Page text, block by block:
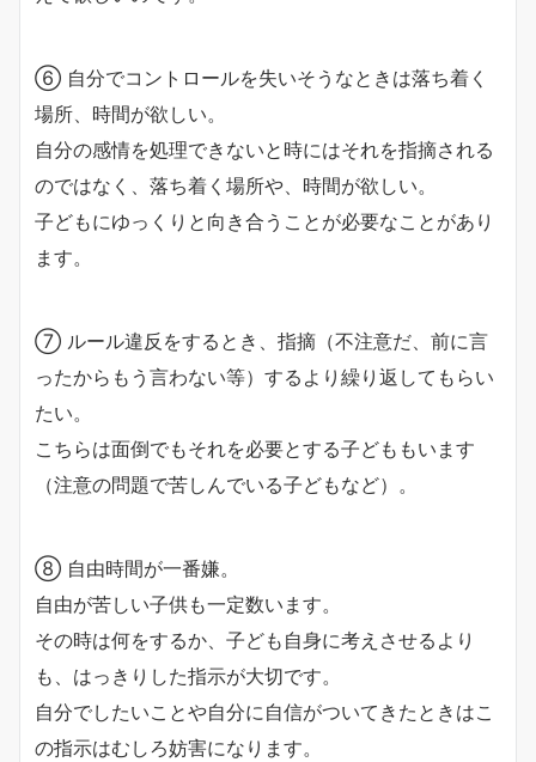
⑥ 自分でコントロールを失いそうなときは落ち着く
場所、時間が欲しい。
自分の感情を処理できないと時にはそれを指摘される
のではなく、落ち着く場所や、時間が欲しい。
子どもにゆっくりと向き合うことが必要なことがあり
ます。
⑦ ルール違反をするとき、指摘（不注意だ、前に言
ったからもう言わない等）するより繰り返してもらい
たい。
こちらは面倒でもそれを必要とする子どももいます
（注意の問題で苦しんでいる子どもなど）。
⑧ 自由時間が一番嫌。
自由が苦しい子供も一定数います。
その時は何をするか、子ども自身に考えさせるより
も、はっきりした指示が大切です。
自分でしたいことや自分に自信がついてきたときはこ
の指示はむしろ妨害になります。